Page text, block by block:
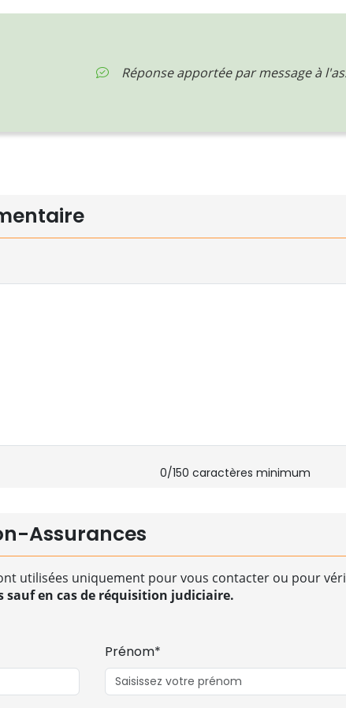
Réponse apportée par message à
0/150 caractères minimum
Assurances
utilisées uniquement pour vous contacter ou pour
sauf en cas de réquisition judiciaire.
Prénom*